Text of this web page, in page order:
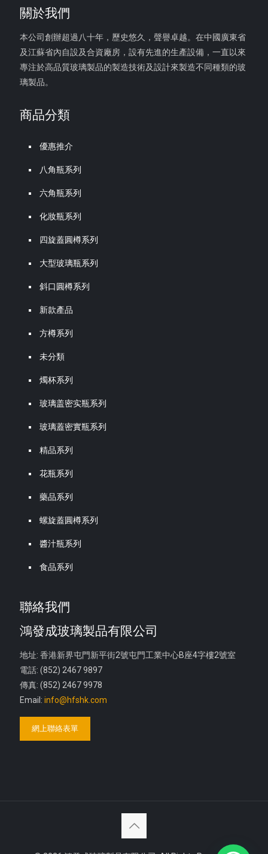
關於我們
本公司創辦超過八十年，歷史悠久，聲譽卓越。在中國廣東省
及江蘇省內自設及合資廠房，設有先進的生產設備，一直以來
專注於高品質玻璃製品的製造技術及設計來製造不同種類的玻
璃製品。
商品分類
優惠推介
八角瓶系列
六角瓶系列
化妝瓶系列
四旋蓋圓樽系列
大型玻璃瓶系列
斜口圓樽系列
新款產品
方樽系列
未分類
燭杯系列
玻璃盖密实瓶系列
玻璃蓋密實瓶系列
精品系列
花瓶系列
藥品系列
螺旋蓋圓樽系列
醬汁瓶系列
食品系列
聯絡我們
鴻發成玻璃製品有限公司
地址: 香港新界屯門新平街2號屯門工業中心B座4字樓2號室
電話: (852) 2467 9897
傳真: (852) 2467 9978
Email: info@hfshk.com
網上聯絡表單